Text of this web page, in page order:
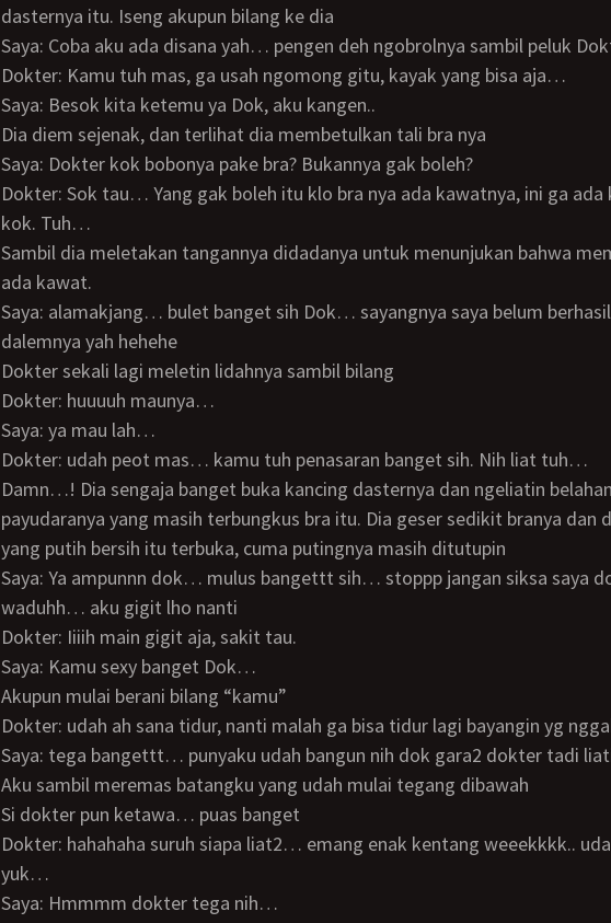
dasternya itu. Iseng akupun bilang ke dia
Saya: Coba aku ada disana yah… pengen deh ngobrolnya sambil peluk
Dokter: Kamu tuh mas, ga usah ngomong gitu, kayak yang bisa aja…
Saya: Besok kita ketemu ya Dok, aku kangen..
Dia diem sejenak, dan terlihat dia membetulkan tali bra nya
Saya: Dokter kok bobonya pake bra? Bukannya gak boleh?
Dokter: Sok tau… Yang gak boleh itu klo bra nya ada kawatnya, ini ga ada kawatnya
kok. Tuh…
Sambil dia meletakan tangannya didadanya untuk menunjukan bahwa memang ga
ada kawat.
Saya: alamakjang… bulet banget sih Dok… sayangnya saya belum berhasil liat
dalemnya yah hehehe
Dokter sekali lagi meletin lidahnya sambil bilang
Dokter: huuuuh maunya…
Saya: ya mau lah…
Dokter: udah peot mas… kamu tuh penasaran banget sih. Nih liat tuh…
Damn…! Dia sengaja banget buka kancing dasternya dan ngeliatin belahan
payudaranya yang masih terbungkus bra itu. Dia geser sedikit branya dan
yang putih bersih itu terbuka, cuma putingnya masih ditutupin
Saya: Ya ampunnn dok… mulus bangettt sih… stoppp jangan siksa saya dok…
waduhh… aku gigit lho nanti
Dokter: Iiiih main gigit aja, sakit tau.
Saya: Kamu sexy banget Dok…
Akupun mulai berani bilang “kamu”
Dokter: udah ah sana tidur, nanti malah ga bisa tidur lagi bayangin yg
Saya: tega bangettt… punyaku udah bangun nih dok gara2 dokter tadi
Aku sambil meremas batangku yang udah mulai tegang dibawah
Si dokter pun ketawa… puas banget
Dokter: hahahaha suruh siapa liat2… emang enak kentang weeekkkk.. udah ah tidur
yuk…
Saya: Hmmmm dokter tega nih…